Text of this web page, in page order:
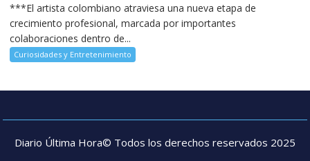
***El artista colombiano atraviesa una nueva etapa de
crecimiento profesional, marcada por importantes
colaboraciones dentro de...
Curiosidades y Entretenimiento
Diario Última Hora© Todos los derechos reservados 2025